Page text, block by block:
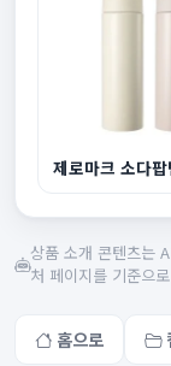
상품 소개 콘텐츠는
처 페이지를 기준으
홈으로